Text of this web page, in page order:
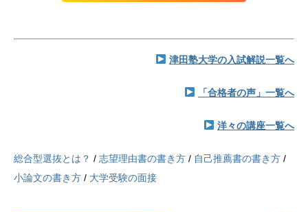
津田塾大学の入試解説一覧へ
「合格者の声」一覧へ
洋々の講座一覧へ
総合型選抜とは？ / 志望理由書の書き方 / 自己推薦書の書き方 /
小論文の書き方 / 大学受験の面接